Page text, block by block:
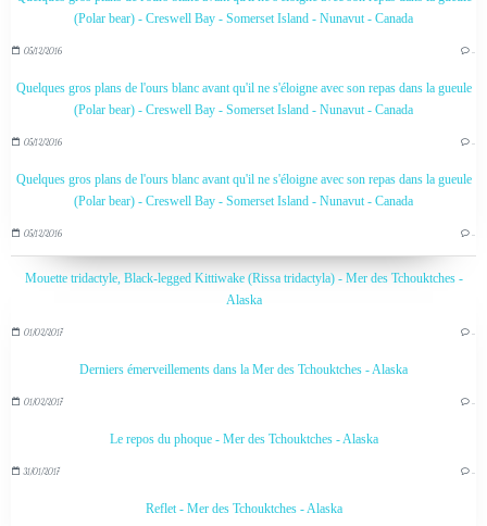
(Polar bear) - Creswell Bay - Somerset Island - Nunavut - Canada
05/12/2016 …
Quelques gros plans de l'ours blanc avant qu'il ne s'éloigne avec son repas dans la gueule
(Polar bear) - Creswell Bay - Somerset Island - Nunavut - Canada
05/12/2016 …
Quelques gros plans de l'ours blanc avant qu'il ne s'éloigne avec son repas dans la gueule
(Polar bear) - Creswell Bay - Somerset Island - Nunavut - Canada
05/12/2016 …
Mouette tridactyle, Black-legged Kittiwake (Rissa tridactyla) - Mer des Tchouktches -
Alaska
01/02/2017 …
Derniers émerveillements dans la Mer des Tchouktches - Alaska
01/02/2017 …
Le repos du phoque - Mer des Tchouktches - Alaska
31/01/2017 …
Reflet - Mer des Tchouktches - Alaska